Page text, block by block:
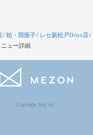
/柏・我孫子/ レセ新松戸Deux店/
ュー詳細
Copyright Jocy inc.